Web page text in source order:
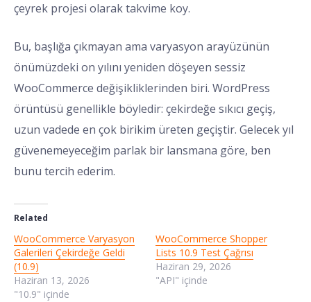
çeyrek projesi olarak takvime koy.
Bu, başlığa çıkmayan ama varyasyon arayüzünün
önümüzdeki on yılını yeniden döşeyen sessiz
WooCommerce değişikliklerinden biri. WordPress
örüntüsü genellikle böyledir: çekirdeğe sıkıcı geçiş,
uzun vadede en çok birikim üreten geçiştir. Gelecek yıl
güvenemeyeceğim parlak bir lansmana göre, ben
bunu tercih ederim.
Related
WooCommerce Varyasyon
Galerileri Çekirdeğe Geldi
(10.9)
Haziran 13, 2026
"10.9" içinde
WooCommerce Shopper
Lists 10.9 Test Çağrısı
Haziran 29, 2026
"API" içinde